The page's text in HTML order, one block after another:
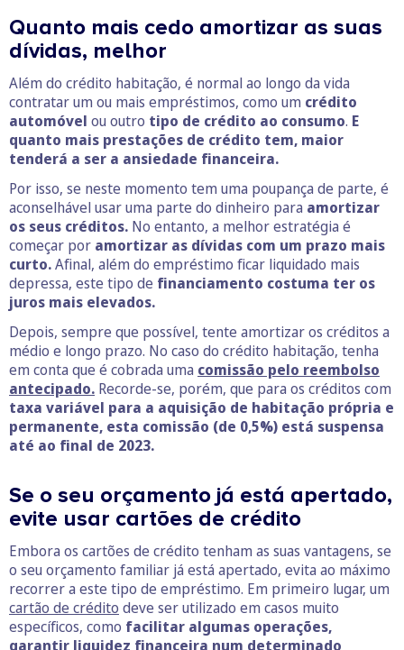
Quanto mais cedo amortizar as suas
dívidas, melhor
Além do crédito habitação, é normal ao longo da vida
contratar um ou mais empréstimos, como um crédito
automóvel ou outro tipo de crédito ao consumo. E
quanto mais prestações de crédito tem, maior
tenderá a ser a ansiedade financeira.
Por isso, se neste momento tem uma poupança de parte, é
aconselhável usar uma parte do dinheiro para amortizar
os seus créditos. No entanto, a melhor estratégia é
começar por amortizar as dívidas com um prazo mais
curto.Afinal, além do empréstimo ficar liquidado mais
depressa, este tipo de financiamento costuma ter os
juros mais elevados.
Depois, sempre que possível, tente amortizar os créditos a
médio e longo prazo. No caso do crédito habitação, tenha
em conta que é cobrada uma comissão pelo reembolso
antecipado. Recorde-se, porém, que para os créditos com
taxa variável para a aquisição de habitação própria e
permanente, esta comissão (de 0,5%) está suspensa
até ao final de 2023.
Se o seu orçamento já está apertado,
evite usar cartões de crédito
Embora os cartões de crédito tenham as suas vantagens, se
o seu orçamento familiar já está apertado, evita ao máximo
recorrer a este tipo de empréstimo. Em primeiro lugar, um
cartão de crédito deve ser utilizado em casos muito
específicos, como facilitar algumas operações,
garantir liquidez financeira num determinado